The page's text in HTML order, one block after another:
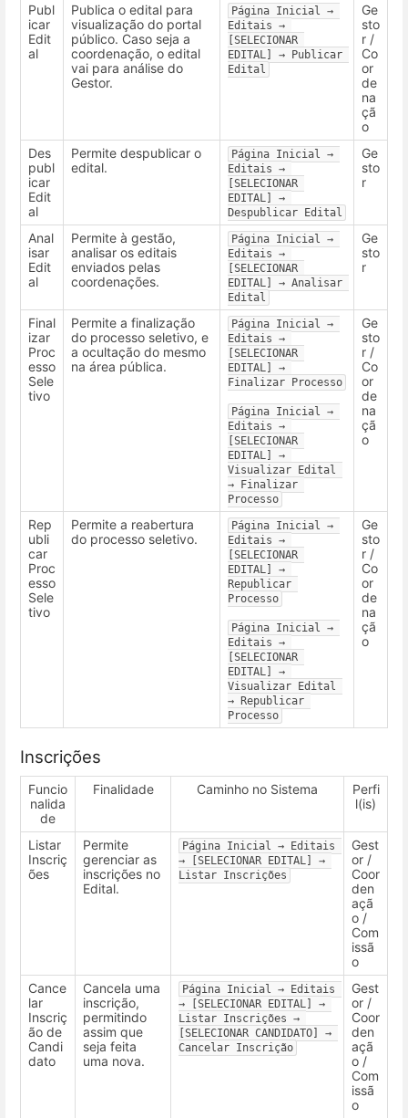
Publ
icar
Edit
al
Publica o edital para
visualização do portal
público. Caso seja a
coordenação, o edital
vai para análise do
Gestor.
Página Inicial →
Editais →
[SELECIONAR
EDITAL] → Publicar
Edital
Ge
sto
r /
Co
or
de
na
çã
o
Des
publ
icar
Edit
al
Permite despublicar o
edital.
Página Inicial →
Editais →
[SELECIONAR
EDITAL] →
Despublicar Edital
Ge
sto
r
Anal
isar
Edit
al
Permite à gestão,
analisar os editais
enviados pelas
coordenações.
Página Inicial →
Editais →
[SELECIONAR
EDITAL] → Analisar
Edital
Ge
sto
r
Final
izar
Proc
esso
Sele
tivo
Permite a finalização
do processo seletivo, e
a ocultação do mesmo
na área pública.
Página Inicial →
Editais →
[SELECIONAR
EDITAL] →
Finalizar Processo
Página Inicial →
Editais →
[SELECIONAR
EDITAL] →
Visualizar Edital
→ Finalizar
Processo
Ge
sto
r /
Co
or
de
na
çã
o
Rep
ubli
car
Proc
esso
Sele
tivo
Permite a reabertura
do processo seletivo.
Página Inicial →
Editais →
[SELECIONAR
EDITAL] →
Republicar
Processo
Página Inicial →
Editais →
[SELECIONAR
EDITAL] →
Visualizar Edital
→ Republicar
Processo
Ge
sto
r /
Co
or
de
na
çã
o
Inscrições
Funcio
nalida
de
Finalidade Caminho no Sistema
Perfi
l(is)
Listar
Inscriç
ões
Permite
gerenciar as
inscrições no
Edital.
Página Inicial → Editais
→ [SELECIONAR EDITAL] →
Listar Inscrições
Gest
or /
Coor
den
açã
o /
Com
issã
o
Cance
lar
Inscriç
ão de
Candi
dato
Cancela uma
inscrição,
permitindo
assim que
seja feita
uma nova.
Página Inicial → Editais
→ [SELECIONAR EDITAL] →
Listar Inscrições →
[SELECIONAR CANDIDATO] →
Cancelar Inscrição
Gest
or /
Coor
den
açã
o /
Com
issã
o